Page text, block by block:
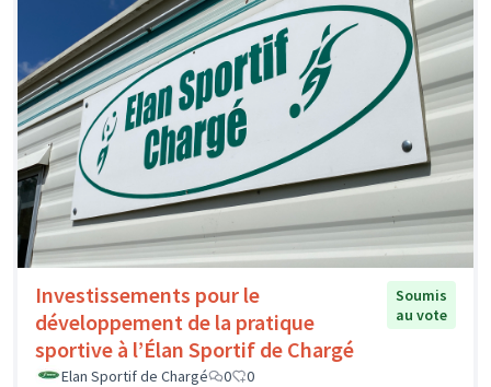
Investissements pour le
développement de la pratique
sportive à l’Élan Sportif de Chargé
Soumis
au vote
Elan Sportif de Chargé 0 0